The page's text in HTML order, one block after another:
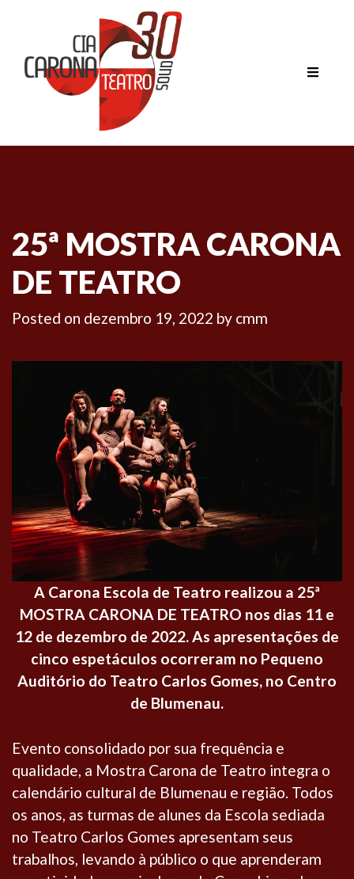
25ª MOSTRA CARONA
DE TEATRO
Posted on dezembro 19, 2022 by cmm
A Carona Escola de Teatro realizou a 25ª
MOSTRA CARONA DE TEATRO nos dias 11 e
12 de dezembro de 2022. As apresentações de
cinco espetáculos ocorreram no Pequeno
Auditório do Teatro Carlos Gomes, no Centro
de Blumenau.
Evento consolidado por sua frequência e
qualidade, a Mostra Carona de Teatro integra o
calendário cultural de Blumenau e região. Todos
os anos, as turmas de alunes da Escola sediada
no Teatro Carlos Gomes apresentam seus
trabalhos, levando à público o que aprenderam